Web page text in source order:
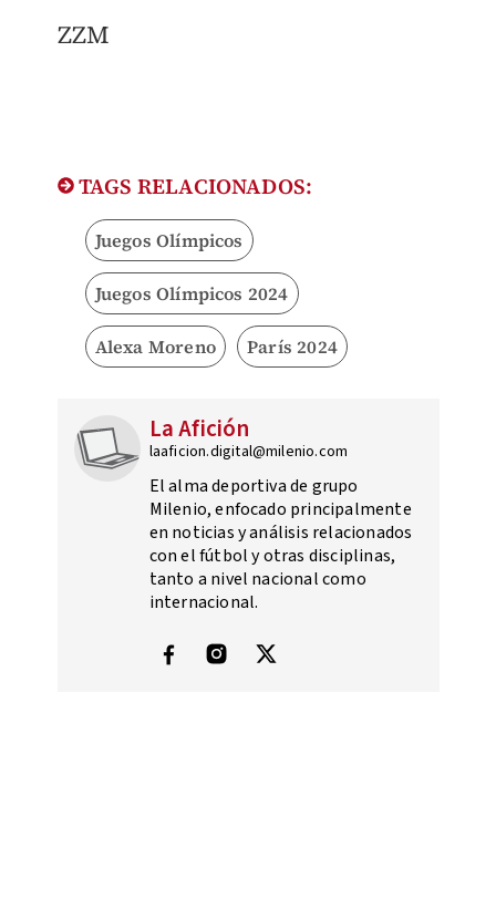
ZZM
TAGS RELACIONADOS:
Juegos Olímpicos
Juegos Olímpicos 2024
Alexa Moreno París 2024
La Afición
laaficion.digital@milenio.com
El alma deportiva de grupo
Milenio, enfocado principalmente
en noticias y análisis relacionados
con el fútbol y otras disciplinas,
tanto a nivel nacional como
internacional.